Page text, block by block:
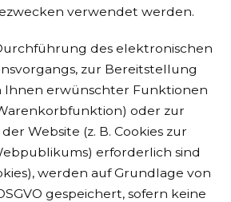
verwendet werden.
des elektronischen
zur Bereitstellung
Ihnen erwünschter Funktionen
oder zur
Website (z. B. Cookies zur
erforderlich sind
werden auf Grundlage von
gespeichert, sofern keine